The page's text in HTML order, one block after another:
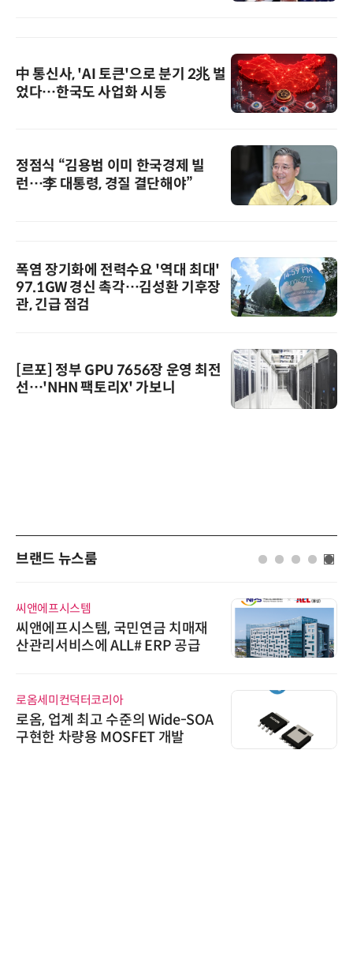
中 통신사, 'AI 토큰'으로 분기 2兆 벌
었다…한국도 사업화 시동
정점식 “김용범 이미 한국경제 빌
런…李 대통령, 경질 결단해야”
폭염 장기화에 전력수요 '역대 최대'
97.1GW 경신 촉각…김성환 기후장
관, 긴급 점검
[르포] 정부 GPU 7656장 운영 최전
선…'NHN 팩토리X' 가보니
브랜드 뉴스룸
씨앤에프시스템
씨앤에프시스템, 국민연금 치매재
산관리서비스에 ALL# ERP 공급
로옴세미컨덕터코리아
로옴, 업계 최고 수준의 Wide-SOA
구현한 차량용 MOSFET 개발